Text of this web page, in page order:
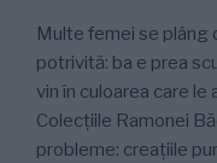
Multe femei se plâng
potrivită: ba e prea
vin în culoarea care le
Colecțiile Ramonei
probleme: creațiile